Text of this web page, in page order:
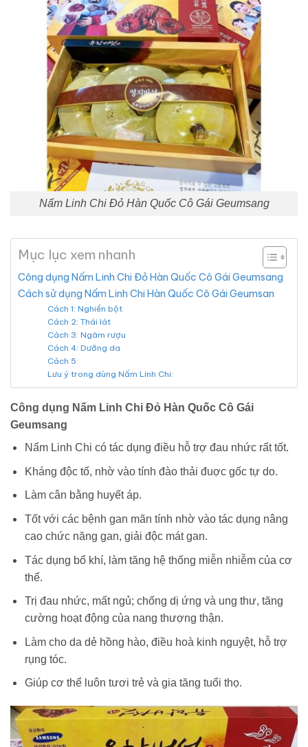
Nấm Linh Chi Đỏ Hàn Quốc Cô Gái Geumsang
Mục lục xem nhanh
Công dụng Nấm Linh Chi Đỏ Hàn Quốc Cô Gái Geumsang
Cách sử dụng Nấm Linh Chi Hàn Quốc Cô Gái Geumsan
Cách 1: Nghiền bột
Cách 2: Thái lát
Cách 3: Ngâm rượu
Cách 4: Dưỡng da
Cách 5:
Lưu ý trong dùng Nấm Linh Chi:
Công dụng Nấm Linh Chi Đỏ Hàn Quốc Cô Gái
Geumsang
Nấm Linh Chi có tác dụng điều hỗ trợ đau nhức rất tốt.
Kháng độc tố, nhờ vào tính đào thải đuợc gốc tự do.
Làm cân bằng huyết áp.
Tốt với các bệnh gan mãn tính nhờ vào tác dụng nâng
cao chức năng gan, giải độc mát gan.
Tác dụng bổ khí, làm tăng hệ thống miễn nhiễm của cơ
thể.
Trị đau nhức, mất ngủ; chống dị ứng và ung thư, tăng
cường hoạt động của nang thượng thận.
Làm cho da dẻ hồng hào, điều hoà kinh nguyệt, hỗ trợ
rụng tóc.
Giúp cơ thể luôn tươi trẻ và gia tăng tuổi thọ.